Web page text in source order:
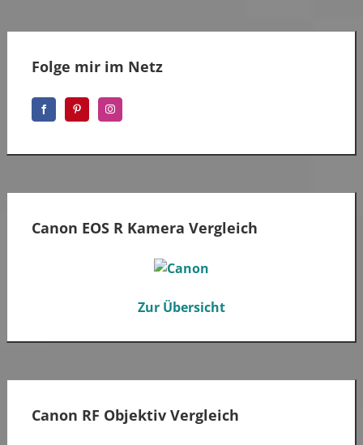
Folge mir im Netz
Canon EOS R Kamera Vergleich
Zur Übersicht
Canon RF Objektiv Vergleich